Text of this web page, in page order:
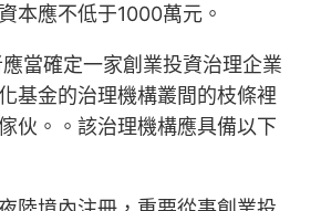
本應不低于1000萬元。
當確定一家創業投資治理企業
基金的治理機構叢間的枝條裡
伙。。該治理機構應具備以下